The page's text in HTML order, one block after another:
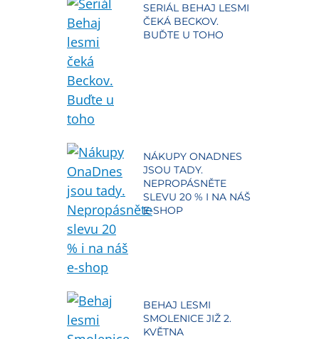
SERIÁL BEHAJ LESMI
ČEKÁ BECKOV.
BUĎTE U TOHO
NÁKUPY ONADNES
JSOU TADY.
NEPROPÁSNĚTE
SLEVU 20 % I NA NÁŠ
E-SHOP
BEHAJ LESMI
SMOLENICE JIŽ 2.
KVĚTNA